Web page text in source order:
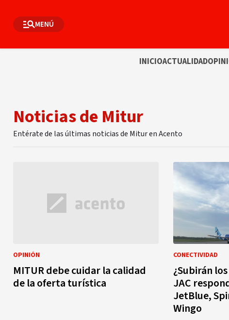
MENÚ
INICIOACTUALIDAD
Noticias de Mitur
Entérate de las últimas noticias de Mitur en Acento
OPINIÓN
MITUR debe cuidar la calidad
de la oferta turística
CONECTIVIDAD
¿Subirán
JAC
JetBlue,
Wingo